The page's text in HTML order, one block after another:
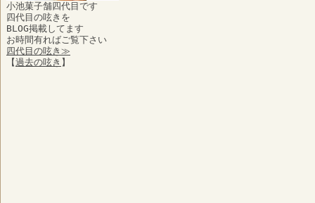
小池菓子舗四代目です
四代目の呟きを
BLOG掲載してます
お時間有ればご覧下さい
四代目の呟き≫
【過去の呟き 】